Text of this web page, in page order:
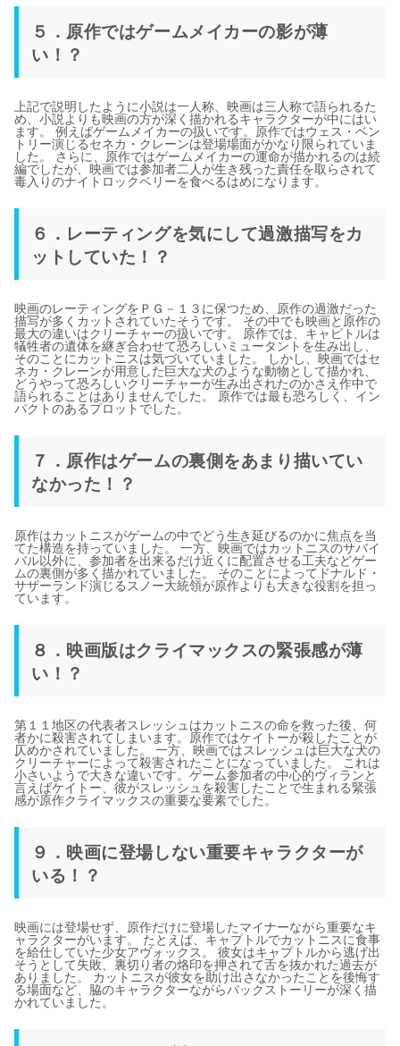
５．原作ではゲームメイカーの影が薄
い！？
上記で説明したように小説は一人称、映画は三人称で語られるた
め、小説よりも映画の方が深く描かれるキャラクターが中にはい
ます。 例えばゲームメイカーの扱いです。原作ではウェス・ベン
トリー演じるセネカ・クレーンは登場場面がかなり限られていま
した。 さらに、原作ではゲームメイカーの運命が描かれるのは続
編でしたが、映画では参加者二人が生き残った責任を取らされて
毒入りのナイトロックベリーを食べるはめになります。
６．レーティングを気にして過激描写をカ
ットしていた！？
映画のレーティングをＰＧ－１３に保つため、原作の過激だった
描写が多くカットされていたそうです。 その中でも映画と原作の
最大の違いはクリーチャーの扱いです。 原作では、キャピトルは
犠牲者の遺体を継ぎ合わせて恐ろしいミュータントを生み出し、
そのことにカットニスは気づいていました。 しかし、映画ではセ
ネカ・クレーンが用意した巨大な犬のような動物として描かれ、
どうやって恐ろしいクリーチャーが生み出されたのかさえ作中で
語られることはありませんでした。 原作では最も恐ろしく、イン
パクトのあるプロットでした。
７．原作はゲームの裏側をあまり描いてい
なかった！？
原作はカットニスがゲームの中でどう生き延びるのかに焦点を当
てた構造を持っていました。 一方、映画ではカットニスのサバイ
バル以外に、参加者を出来るだけ近くに配置させる工夫などゲー
ムの裏側が多く描かれていました。 そのことによってドナルド・
サザーランド演じるスノー大統領が原作よりも大きな役割を担っ
ています。
８．映画版はクライマックスの緊張感が薄
い！？
第１１地区の代表者スレッシュはカットニスの命を救った後、何
者かに殺害されてしまいます。原作ではケイトーが殺したことが
仄めかされていました。 一方、映画ではスレッシュは巨大な犬の
クリーチャーによって殺害されたことになっていました。 これは
小さいようで大きな違いです。ゲーム参加者の中心的ヴィランと
言えばケイトー、彼がスレッシュを殺害したことで生まれる緊張
感が原作クライマックスの重要な要素でした。
９．映画に登場しない重要キャラクターが
いる！？
映画には登場せず、原作だけに登場したマイナーながら重要なキ
ャラクターがいます。 たとえば、キャプトルでカットニスに食事
を給仕していた少女アヴォックス。 彼女はキャプトルから逃げ出
そうとして失敗、裏切り者の烙印を押されて舌を抜かれた過去が
ありました。 カットニスが彼女を助け出さなかったことを後悔す
る場面など、脇のキャラクターながらバックストーリーが深く描
かれていました。